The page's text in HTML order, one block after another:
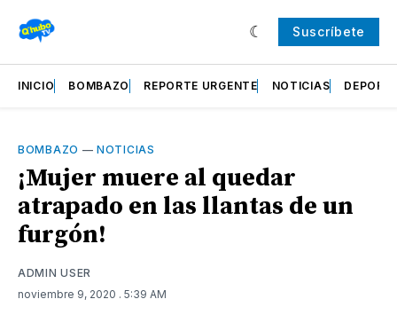
Suscríbete
INICIO BOMBAZO REPORTE URGENTE NOTICIAS
BOMBAZO —NOTICIAS
¡Mujer muere al quedar
atrapado en las llantas de un
furgón!
ADMIN USER
noviembre 9, 2020 . 5:39 AM